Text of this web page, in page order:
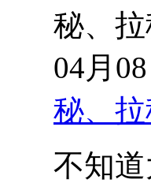
秘、
04月08
秘、
不知